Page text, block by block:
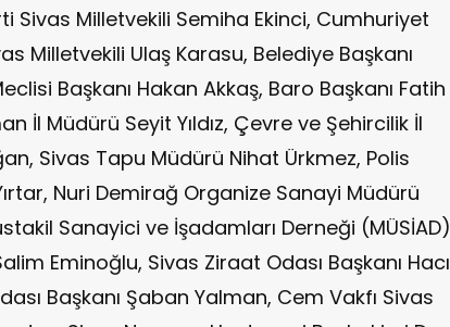
Sivas Milletvekili Semiha Ekinci, Cumhuriyet
Milletvekili Ulaş Karasu, Belediye Başkanı
Başkanı Hakan Akkaş, Baro Başkanı Fatih
İl Müdürü Seyit Yıldız, Çevre ve Şehircilik İl
Sivas Tapu Müdürü Nihat Ürkmez, Polis
Nuri Demirağ Organize Sanayi Müdürü
Sanayici ve İşadamları Derneği (MÜSİAD)
Eminoğlu, Sivas Ziraat Odası Başkanı Hacı
Başkanı Şaban Yalman, Cem Vakfı Sivas